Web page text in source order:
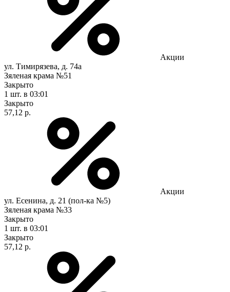
Акции
ул. Тимирязева, д. 74а
Зяленая крама №51
Закрыто
1 шт. в 03:01
Закрыто
57,12 р.
Акции
ул. Есенина, д. 21 (пол-ка №5)
Зяленая крама №33
Закрыто
1 шт. в 03:01
Закрыто
57,12 р.